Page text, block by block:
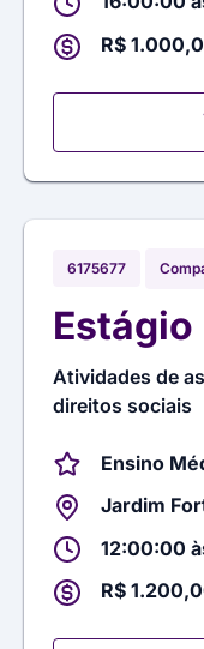
R$
6175677
Estágio
Atividades de
direitos sociais
Ensino
Jardim
12:00:00
R$